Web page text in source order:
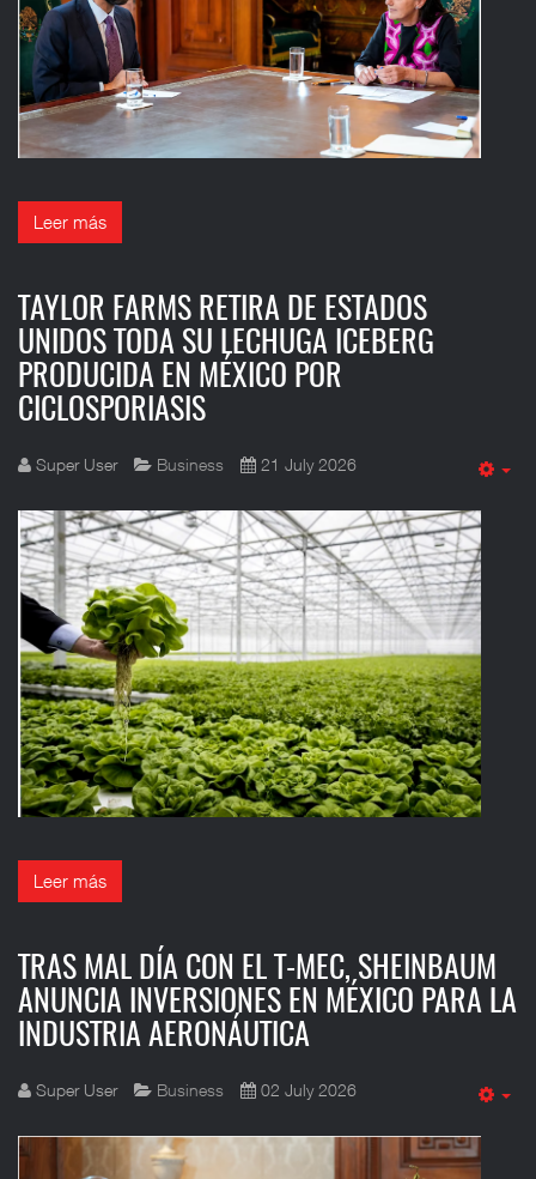
Leer más
TAYLOR FARMS RETIRA DE ESTADOS
UNIDOS TODA SU LECHUGA ICEBERG
PRODUCIDA EN MÉXICO POR
CICLOSPORIASIS
Super User Business 21 July 2026
Leer más
TRAS MAL DÍA CON EL T-MEC, SHEINBAUM
ANUNCIA INVERSIONES EN MÉXICO PARA LA
INDUSTRIA AERONÁUTICA
Super User Business 02 July 2026